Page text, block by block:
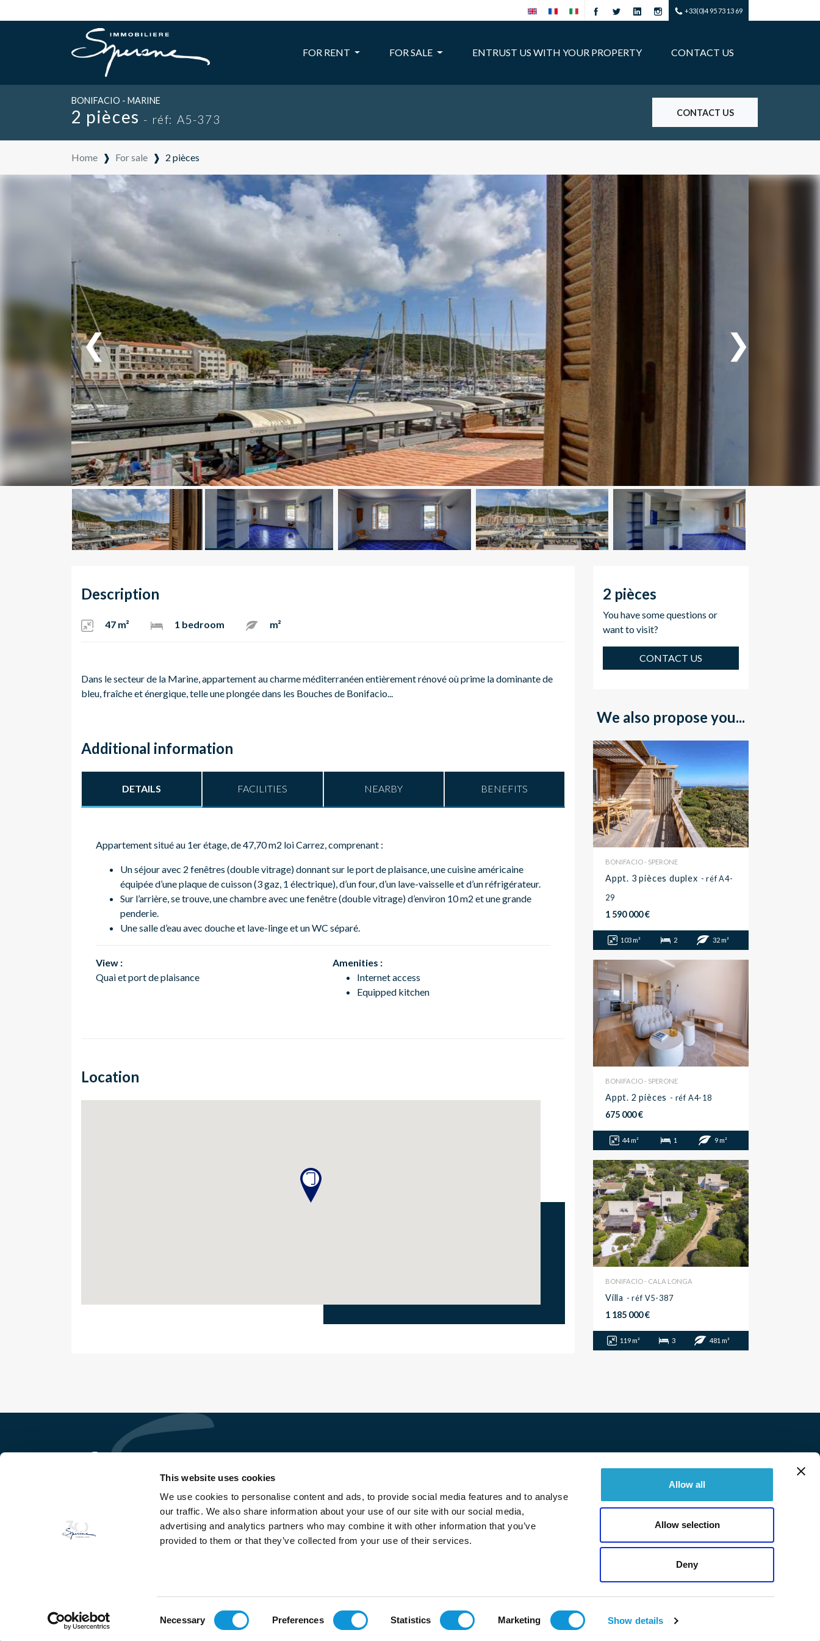
This website uses cookies
We use cookies to personalise content and ads, to provide social media features and to analyse
our traffic. We also share information about your use of our site with our social media,
advertising and analytics partners who may combine it with other information that you’ve
provided to them or that they’ve collected from your use of their services.
Necessary Preferences Statistics Marketing Show details
Allow all
Allow selection
Deny
+33(0)4 95 73 13 69
FOR RENT FOR SALE ENTRUST US WITH YOUR PROPERTY CONTACT US
BONIFACIO - MARINE
2 pièces - réf: A5-373 CONTACT US
Home ❱ For sale ❱ 2 pièces
Description
47 m² 1 bedroom m²
Dans le secteur de la Marine, appartement au charme méditerranéen entièrement rénové où prime la dominante de
bleu, fraîche et énergique, telle une plongée dans les Bouches de Bonifacio...
Additional information
DETAILS FACILITIES NEARBY BENEFITS
Appartement situé au 1er étage, de 47,70 m2 loi Carrez, comprenant :
Un séjour avec 2 fenêtres (double vitrage) donnant sur le port de plaisance, une cuisine américaine
équipée d’une plaque de cuisson (3 gaz, 1 électrique), d’un four, d’un lave-vaisselle et d’un réfrigérateur.
Sur l’arrière, se trouve, une chambre avec une fenêtre (double vitrage) d’environ 10 m2 et une grande
penderie.
Une salle d’eau avec douche et lave-linge et un WC séparé.
View :
Quai et port de plaisance
Amenities :
Internet access
Equipped kitchen
Location
2 pièces
You have some questions or
want to visit?
CONTACT US
We also propose you...
BONIFACIO - SPERONE
Appt. 3 pièces duplex - réf A4-
29
1 590 000 €
103 m² 2 32 m²
BONIFACIO - SPERONE
Appt. 2 pièces - réf A4-18
675 000 €
44 m² 1 9 m²
BONIFACIO - CALA LONGA
Villa - réf V5-387
1 185 000 €
119 m² 3 481 m²
© 2026 Immobilière Sperone. All right reserved.
So Ge Immobilière Sperone
20169 Bonifacio - Corse du Sud
For sale
Entrust us with your property
Blog
Contact us
Cookie management